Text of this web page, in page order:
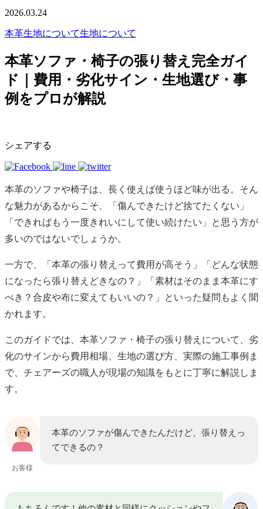
2026.03.24
本革生地について生地について
本革ソファ・椅子の張り替え完全ガイ
ド｜費用・劣化サイン・生地選び・事
例をプロが解説
シェアする
本革のソファや椅子は、長く使えば使うほど味が出る。そん
な魅力があるからこそ、「傷んできたけど捨てたくない」
「できればもう一度きれいにして使い続けたい」と思う方が
多いのではないでしょうか。
一方で、「本革の張り替えって費用が高そう」「どんな状態
になったら張り替えどきなの？」「素材はそのまま本革にす
べき？合皮や布に変えてもいいの？」といった疑問もよく聞
かれます。
このガイドでは、本革ソファ・椅子の張り替えについて、劣
化のサインから費用相場、生地の選び方、実際の施工事例ま
で、チェアーズの職人が現場の知識をもとに丁寧に解説しま
す。
お客様
本革のソファが傷んできたんだけど、張り替えっ
てできるの？